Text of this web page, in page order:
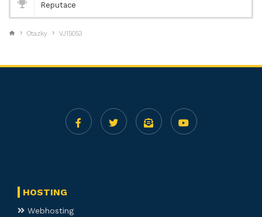
Reputace
Otazky VJ15053
HOSTING
Webhosting